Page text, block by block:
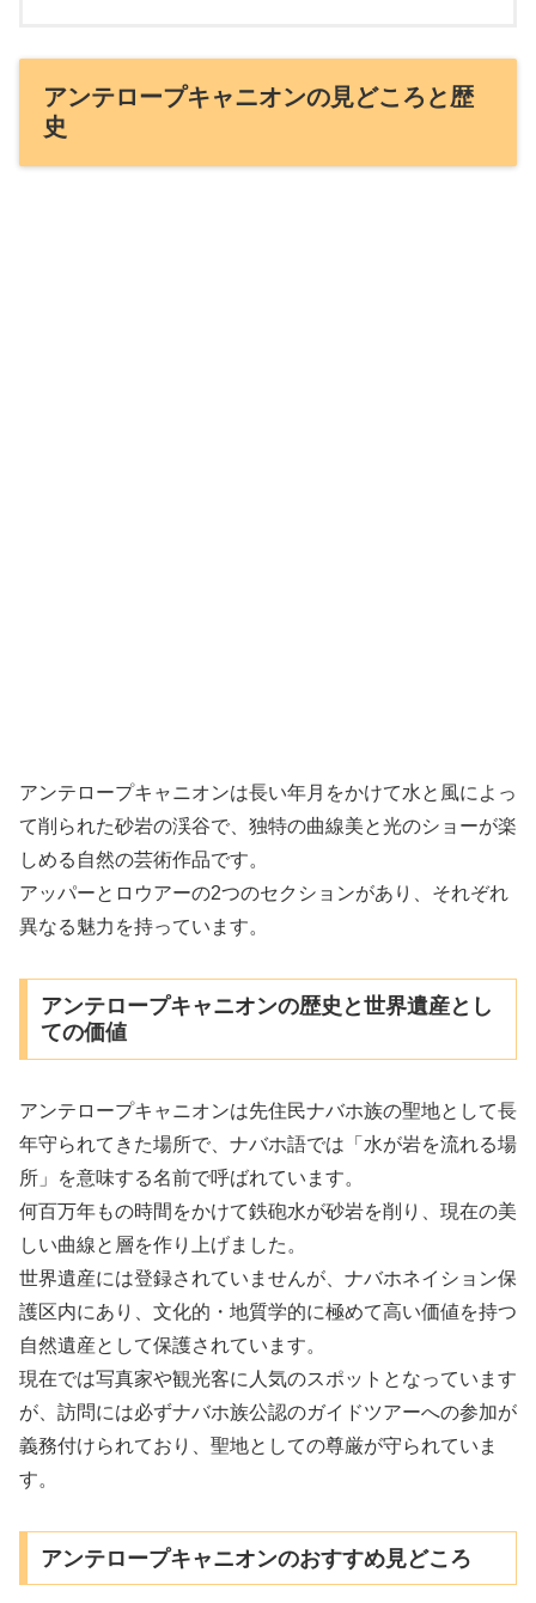
アンテロープキャニオンの見どころと歴
史
アンテロープキャニオンは長い年月をかけて水と風によっ
て削られた砂岩の渓谷で、独特の曲線美と光のショーが楽
しめる自然の芸術作品です。
アッパーとロウアーの2つのセクションがあり、それぞれ
異なる魅力を持っています。
アンテロープキャニオンの歴史と世界遺産とし
ての価値
アンテロープキャニオンは先住民ナバホ族の聖地として長
年守られてきた場所で、ナバホ語では「水が岩を流れる場
所」を意味する名前で呼ばれています。
何百万年もの時間をかけて鉄砲水が砂岩を削り、現在の美
しい曲線と層を作り上げました。
世界遺産には登録されていませんが、ナバホネイション保
護区内にあり、文化的・地質学的に極めて高い価値を持つ
自然遺産として保護されています。
現在では写真家や観光客に人気のスポットとなっています
が、訪問には必ずナバホ族公認のガイドツアーへの参加が
義務付けられており、聖地としての尊厳が守られていま
す。
アンテロープキャニオンのおすすめ見どころ